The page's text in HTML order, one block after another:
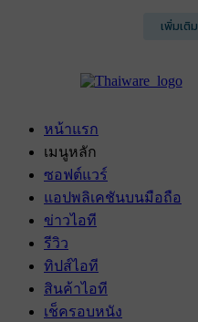
เพิ่มเติม
หน้าแรก
เมนูหลัก
ซอฟต์แวร์
แอปพลิเคชันบนมือถือ
ข่าวไอที
รีวิว
ทิปส์ไอที
สินค้าไอที
เช็ครอบหนัง